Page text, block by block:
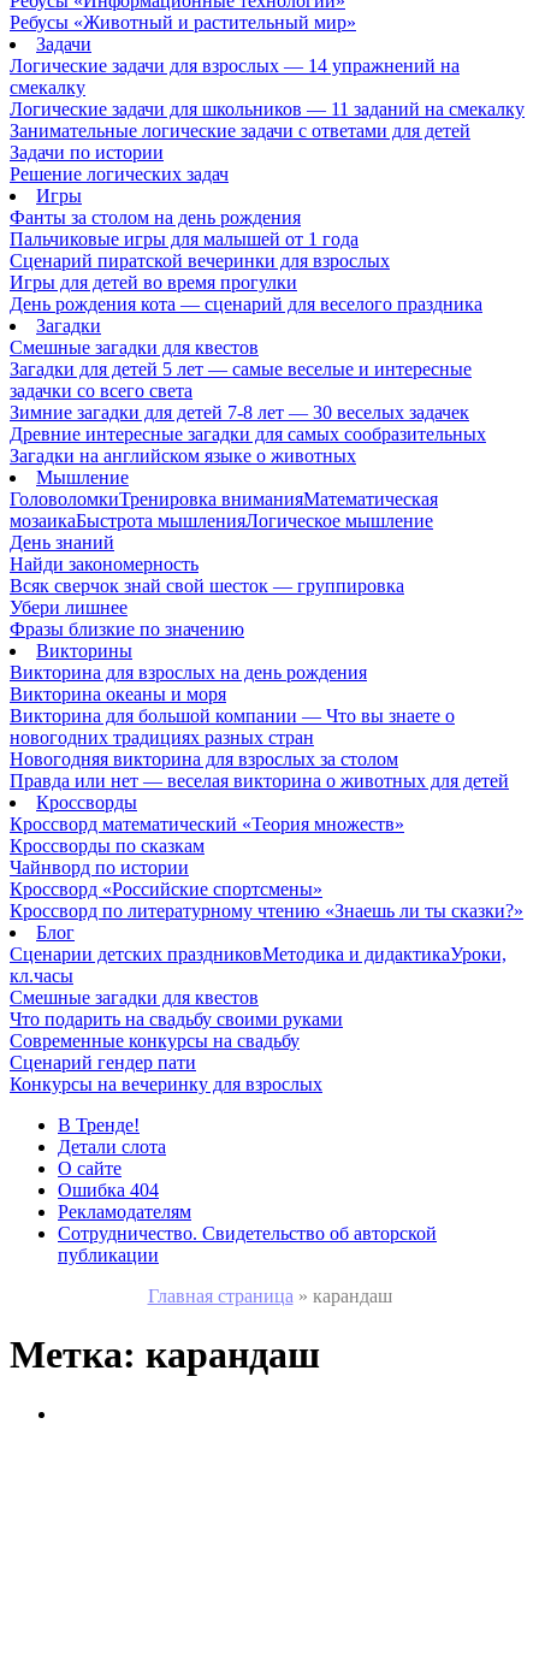
Ребусы «Животный и растительный мир»
Задачи
Логические задачи для взрослых — 14 упражнений на
смекалку
Логические задачи для школьников — 11 заданий на смекалку
Занимательные логические задачи с ответами для детей
Задачи по истории
Решение логических задач
Игры
Фанты за столом на день рождения
Пальчиковые игры для малышей от 1 года
Сценарий пиратской вечеринки для взрослых
Игры для детей во время прогулки
День рождения кота — сценарий для веселого праздника
Загадки
Смешные загадки для квестов
Загадки для детей 5 лет — самые веселые и интересные
задачки со всего света
Зимние загадки для детей 7-8 лет — 30 веселых задачек
Древние интересные загадки для самых сообразительных
Загадки на английском языке о животных
Мышление
ГоловоломкиТренировка вниманияМатематическая
мозаикаБыстрота мышленияЛогическое мышление
День знаний
Найди закономерность
Всяк сверчок знай свой шесток — группировка
Убери лишнее
Фразы близкие по значению
Викторины
Викторина для взрослых на день рождения
Викторина океаны и моря
Викторина для большой компании — Что вы знаете о
новогодних традициях разных стран
Новогодняя викторина для взрослых за столом
Правда или нет — веселая викторина о животных для детей
Кроссворды
Кроссворд математический «Теория множеств»
Кроссворды по сказкам
Чайнворд по истории
Кроссворд «Российские спортсмены»
Кроссворд по литературному чтению «Знаешь ли ты сказки?»
Блог
Сценарии детских праздниковМетодика и дидактикаУроки,
кл.часы
Смешные загадки для квестов
Что подарить на свадьбу своими руками
Современные конкурсы на свадьбу
Сценарий гендер пати
Конкурсы на вечеринку для взрослых
В Тренде!
Детали слота
О сайте
Ошибка 404
Рекламодателям
Сотрудничество. Свидетельство об авторской
публикации
Главная страница » карандаш
Метка: карандаш